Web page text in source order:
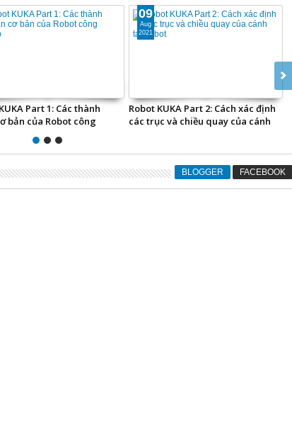
Part 1: Các thành
bản của Robot công
Robot KUKA Part 2: Cách xác định
các trục và chiều quay của cánh
09
Aug
2021
BLOGGER FACEBOOK